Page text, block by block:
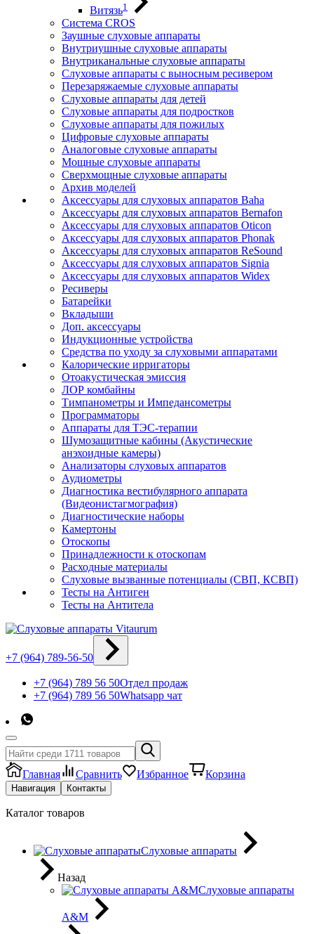
Витязь1
Система CROS
Заушные слуховые аппараты
Внутриушные слуховые аппараты
Внутриканальные слуховые аппараты
Слуховые аппараты с выносным ресивером
Перезаряжаемые слуховые аппараты
Слуховые аппараты для детей
Слуховые аппараты для подростков
Слуховые аппараты для пожилых
Цифровые слуховые аппараты
Аналоговые слуховые аппараты
Мощные слуховые аппараты
Сверхмощные слуховые аппараты
Архив моделей
Аксессуары для слуховых аппаратов Baha
Аксессуары для слуховых аппаратов Bernafon
Аксессуары для слуховых аппаратов Oticon
Аксессуары для слуховых аппаратов Phonak
Аксессуары для слуховых аппаратов ReSound
Аксессуары для слуховых аппаратов Signia
Аксессуары для слуховых аппаратов Widex
Ресиверы
Батарейки
Вкладыши
Доп. аксессуары
Индукционные устройства
Средства по уходу за слуховыми аппаратами
Калорические ирригаторы
Отоакустическая эмиссия
ЛОР комбайны
Тимпанометры и Импедансометры
Программаторы
Аппараты для ТЭС-терапии
Шумозащитные кабины (Акустические
анэхоидные камеры)
Анализаторы слуховых аппаратов
Аудиометры
Диагностика вестибулярного аппарата
(Видеонистагмография)
Диагностические наборы
Камертоны
Отоскопы
Принадлежности к отоскопам
Расходные материалы
Слуховые вызванные потенциалы (СВП, КСВП)
Тесты на Антиген
Тесты на Антитела
+7 (964) 789-56-50
+7 (964) 789 56 50Отдел продаж
+7 (964) 789 56 50Whatsapp чат
Главная Сравнить Избранное Корзина
Навигация Контакты
Каталог товаров
Слуховые аппараты
Назад
Слуховые аппараты
A&M